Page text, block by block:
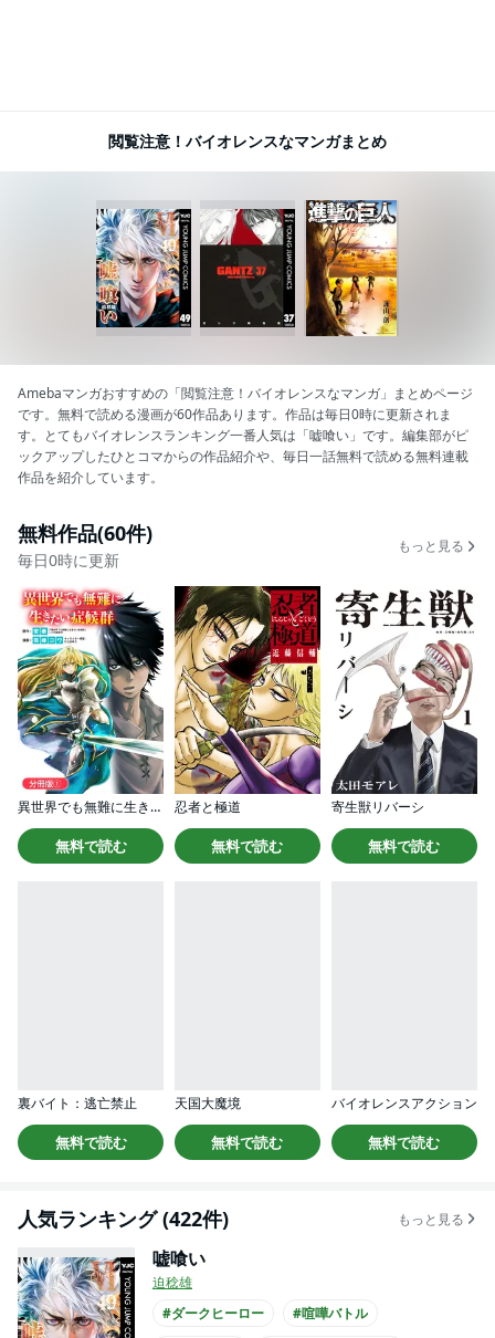
閲覧注意！バイオレンスなマンガまとめ
Amebaマンガおすすめの「閲覧注意！バイオレンスなマンガ」まとめページ
です。無料で読める漫画が60作品あります。作品は毎日0時に更新されま
す。とてもバイオレンスランキング一番人気は「嘘喰い」です。編集部がピ
ックアップしたひとコマからの作品紹介や、毎日一話無料で読める無料連載
作品を紹介しています。
無料作品(60件)
毎日0時に更新
もっと見る
異世界でも無難に生きたい症候群【分冊版】
無料で読む
忍者と極道
無料で読む
寄生獣リバーシ
無料で読む
裏バイト：逃亡禁止
無料で読む
天国大魔境
無料で読む
バイオレンスアクション
無料で読む
人気ランキング (422件) もっと見る
嘘喰い
迫稔雄
#ダークヒーロー
#喧嘩バトル